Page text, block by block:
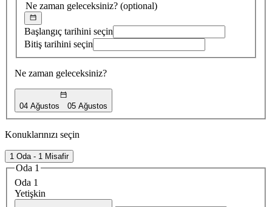
Ne zaman geleceksiniz? (optional)
Başlangıç tarihini seçin
Bitiş tarihini seçin
Ne zaman geleceksiniz?
04 Ağustos 05 Ağustos
Konuklarınızı seçin
1 Oda - 1 Misafir
Oda 1
Oda 1
Yetişkin